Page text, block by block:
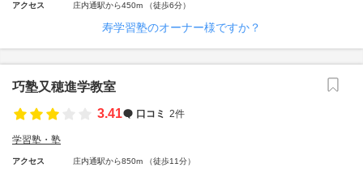
アクセス 庄内通駅から450m （徒歩6分）
寿学習塾のオーナー様ですか？
巧塾又穂進学教室
3.41
口コミ 2件
学習塾・塾
アクセス 庄内通駅から850m （徒歩11分）